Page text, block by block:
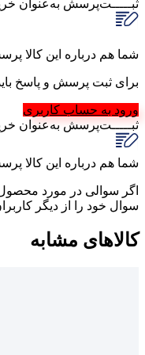
ثبـــــت‌پرسش به‌عنوان
شما هم درباره این کالا
برای ثبت پرسش و پاسخ
ورود به حساب کاربری
ثبـــــت‌پرسشبه‌عنوان
شما هم درباره این کالا
اگر سوالی در مورد محصول
سوال خود را از دیگر
کالاهای مشابه